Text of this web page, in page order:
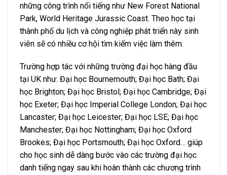
những công trình nổi tiếng như New Forest National
Park, World Heritage Jurassic Coast. Theo học tại
thành phố du lịch và công nghiệp phát triển này sinh
viên sẽ có nhiều cơ hội tìm kiếm việc làm thêm.
Trường hợp tác với những trường đại học hàng đầu
tại UK như: Đại học Bournemouth; Đại học Bath; Đại
học Brighton; Đại học Bristol; Đại học Cambridge; Đại
học Exeter; Đại học Imperial College London; Đại học
Lancaster; Đại học Leicester; Đại học LSE; Đại học
Manchester; Đại học Nottingham; Đại học Oxford
Brookes; Đại học Portsmouth; Đại học Oxford… giúp
cho học sinh dễ dàng bước vào các trường đại học
danh tiếng ngay sau khi hoàn thành các chương trình